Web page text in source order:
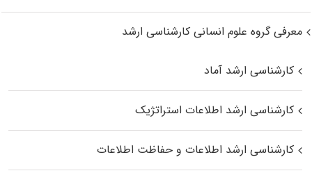
معرفی گروه علوم انسانی کارشناسی ارشد
کارشناسی ارشد آماد
کارشناسی ارشد اطلاعات استراتژیک
کارشناسی ارشد اطلاعات و حفاظت اطلاعات